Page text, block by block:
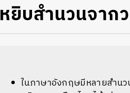
หยิบสำนวนจาก
ในภาษาอังกฤษมีหลายสำนว